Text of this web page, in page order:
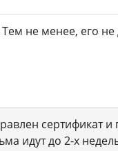
не менее, его не
сертификат и
идут до 2-х